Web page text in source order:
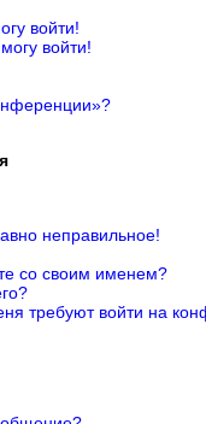
войти!
войти!
неправильное!
со своим именем?
требуют войти на